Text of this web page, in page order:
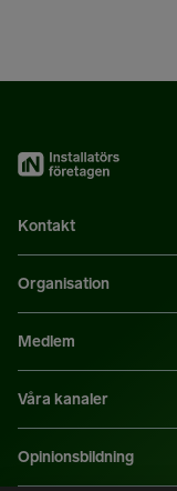
Kontakt
Organisation
Medlem
Våra kanaler
Opinionsbildning